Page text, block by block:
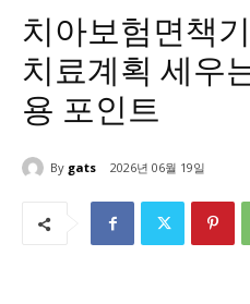
치아보험면책
치료계획 세우
용 포인트
By gats 2026년 06월 19일